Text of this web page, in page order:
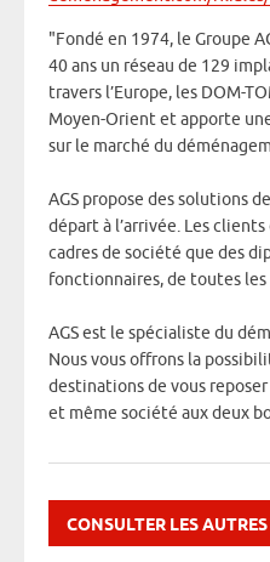
"Fondé en 1974, le Groupe
40 ans un réseau de 129
travers l’Europe, les DOM-
Moyen-Orient et apporte
sur le marché du
AGS propose des solutions
départ à l’arrivée. Les
cadres de société que des
fonctionnaires, de toutes
AGS est le spécialiste du
Nous vous offrons la
destinations de vous reposer
et même société aux deux
CONSULTER LES